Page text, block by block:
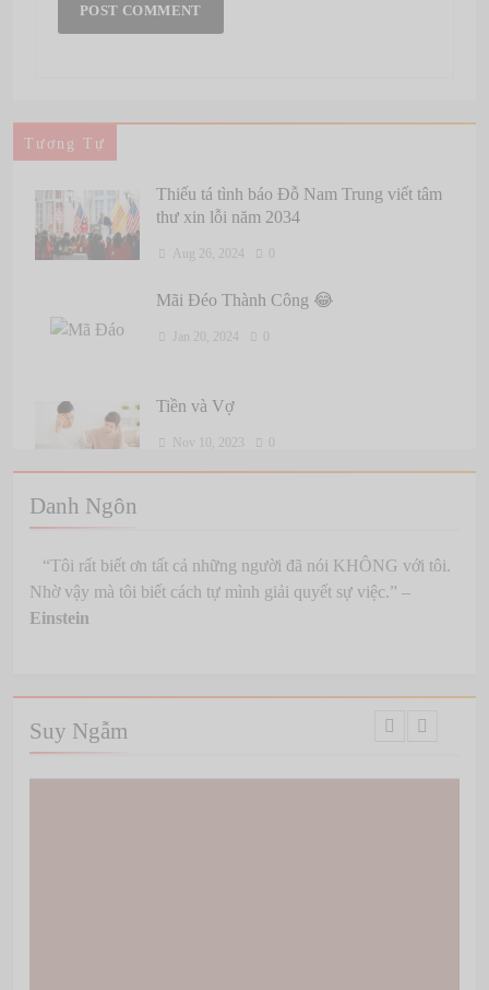
Tương Tự
Thiếu tá tình báo Đỗ Nam Trung viết tâm
thư xin lỗi năm 2034
Aug 26, 2024
Mãi Đéo Thành Công 😂
Jan 20, 2024
Tiền và Vợ
Nov 10, 2023 0
Dec 12, 2022 0
Quan hệ Việt Trung nhìn từ đôi vần thơ
Danh Ngôn
“Tôi rất biết ơn tất cả những người đã nói KHÔNG với tôi.
Nhờ vậy mà tôi biết cách tự mình giải quyết sự việc.” –
Einstein
Suy Ngẫm